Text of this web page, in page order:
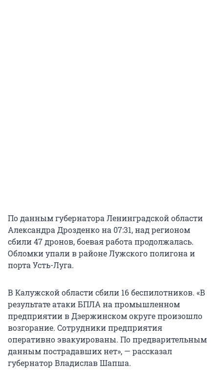
По данным губернатора Ленинградской области
Александра Дрозденко на 07:31, над регионом
сбили 47 дронов, боевая работа продолжалась.
Обломки упали в районе Лужского полигона и
порта Усть-Луга.
В Калужской области сбили 16 беспилотников. «В
результате атаки БПЛА на промышленном
предприятии в Дзержинском округе произошло
возгорание. Сотрудники предприятия
оперативно эвакуированы. По предварительным
данным пострадавших нет», — рассказал
губернатор Владислав Шапша.